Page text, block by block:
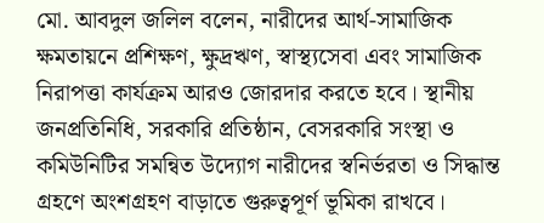
মো. আবদুল জলিল বলেন, নারীদের আর্থ-সামাজিক
ক্ষমতায়নে প্রশিক্ষণ, ক্ষুদ্রঋণ, স্বাস্থ্যসেবা এবং সামাজিক
নিরাপত্তা কার্যক্রম আরও জোরদার করতে হবে। স্থানীয়
জনপ্রতিনিধি, সরকারি প্রতিষ্ঠান, বেসরকারি সংস্থা ও
কমিউনিটির সমন্বিত উদ্যোগ নারীদের স্বনির্ভরতা ও সিদ্ধান্ত
গ্রহণে অংশগ্রহণ বাড়াতে গুরুত্বপূর্ণ ভূমিকা রাখবে।